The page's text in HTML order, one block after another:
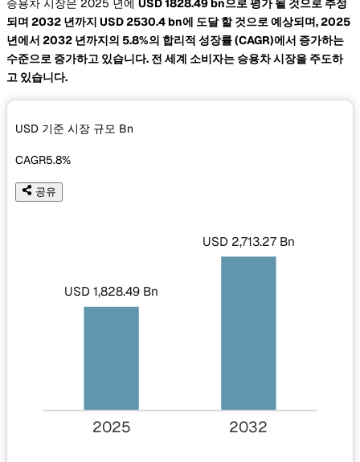
승용차 시장은 2025 년에 USD 1828.49 bn으로 평가 될 것으로 추정
되며 2032 년까지 USD 2530.4 bn에 도달 할 것으로 예상되며, 2025
년에서 2032 년까지의 5.8%의 합리적 성장률 (CAGR)에서 증가하는
수준으로 증가하고 있습니다. 전 세계 소비자는 승용차 시장을 주도하
고 있습니다.
USD 기준 시장 규모 Bn
CAGR5.8%
공유
USD 1,828.49 Bn
USD 2,713.27 Bn
2025 2032